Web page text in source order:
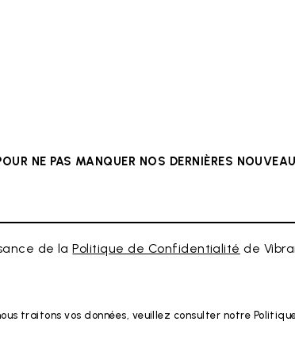
NE PAS MANQUER NOS DERNIÈRES
de laPolitique de Confidentialité de
traitons vos données, veuillez consulter notre